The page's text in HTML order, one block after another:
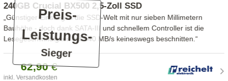
Preis-
Leistungs-
Sieger
240GB Crucial BX500 2,5-Zoll SSD
„Günstiger Einstieg in die SSD-Welt mit nur sieben Millimetern
Bauhöhe - doch dank SATA-III und schnellem Controller ist die
Lesegeschwindigkeit mit 540 MB/s keineswegs beschnitten.“
62,90 €
inkl. Versandkosten